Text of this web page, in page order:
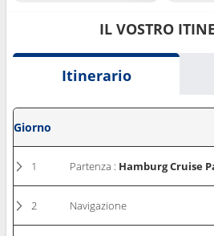
IL VOSTRO
Itinerario
Giorno
1 Partenza : Hamburg Cruise
2 Navigazione